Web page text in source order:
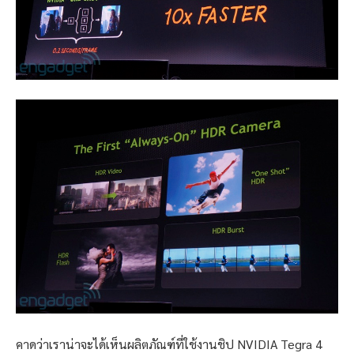
คาดว่าเราน่าจะได้เห็นผลิตภัณฑ์ที่ใช้งานชิป NVIDIA Tegra 4